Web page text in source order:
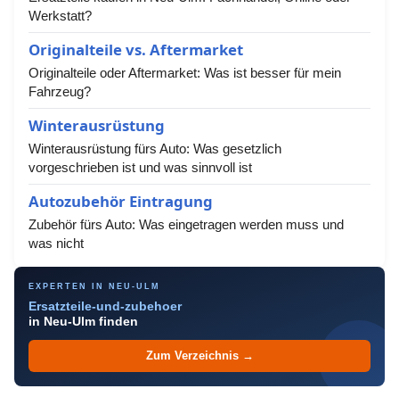
Werkstatt?
Originalteile vs. Aftermarket
Originalteile oder Aftermarket: Was ist besser für mein
Fahrzeug?
Winterausrüstung
Winterausrüstung fürs Auto: Was gesetzlich
vorgeschrieben ist und was sinnvoll ist
Autozubehör Eintragung
Zubehör fürs Auto: Was eingetragen werden muss und
was nicht
EXPERTEN IN NEU-ULM
Ersatzteile-und-zubehoer
in Neu-Ulm finden
Zum Verzeichnis →